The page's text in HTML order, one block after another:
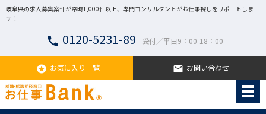
岐阜県の求人募集案件が常時1,000件以上、専門コンサルタントがお仕事探しをサポートしま
す！
call 0120-5231-89 受付／平日9：00-18：00
stars お気に入り一覧 email お問い合わせ